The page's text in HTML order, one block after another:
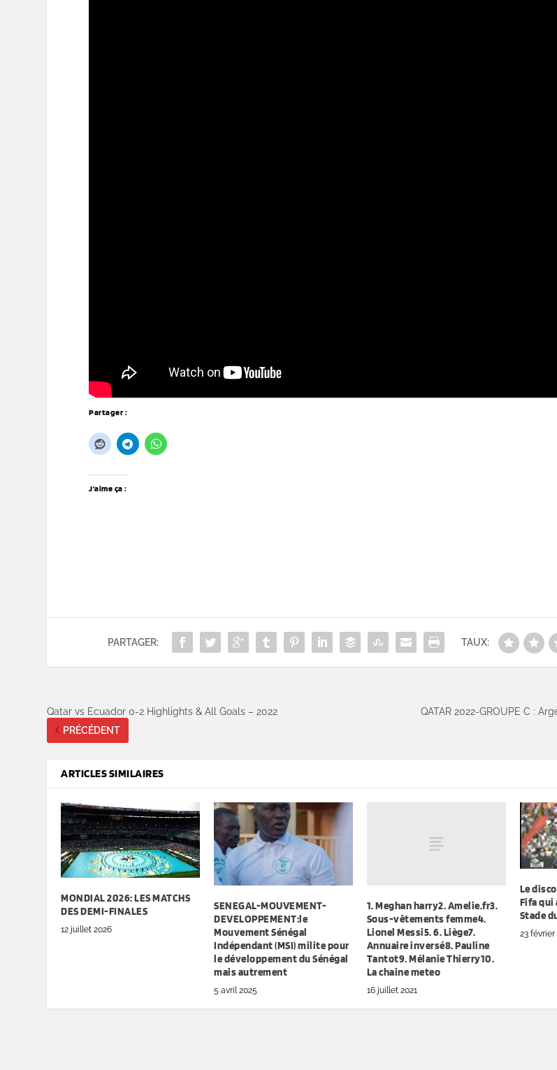
Partager :
J’aime ça :
PARTAGER: TAUX:
Qatar vs Ecuador 0-2 Highlights & All Goals – 2022
PRÉCÉDENT
QATAR 2022-GROUPE C :
ARTICLES SIMILAIRES
MONDIAL 2026: LES MATCHS
DES DEMI-FINALES
12 juillet 2026
SENEGAL-MOUVEMENT-
DEVELOPPEMENT:le
Mouvement Sénégal
Indépendant (MSI) milite pour
le développement du Sénégal
mais autrement
5 avril 2025
1. Meghan harry2. Amelie.fr3.
Sous-vêtements femme4.
Lionel Messi5. 6. Liège7.
Annuaire inversé8. Pauline
Tantot9. Mélanie Thierry10.
La chaine meteo
16 juillet 2021
Le
Fifa qui
Stade
23 février